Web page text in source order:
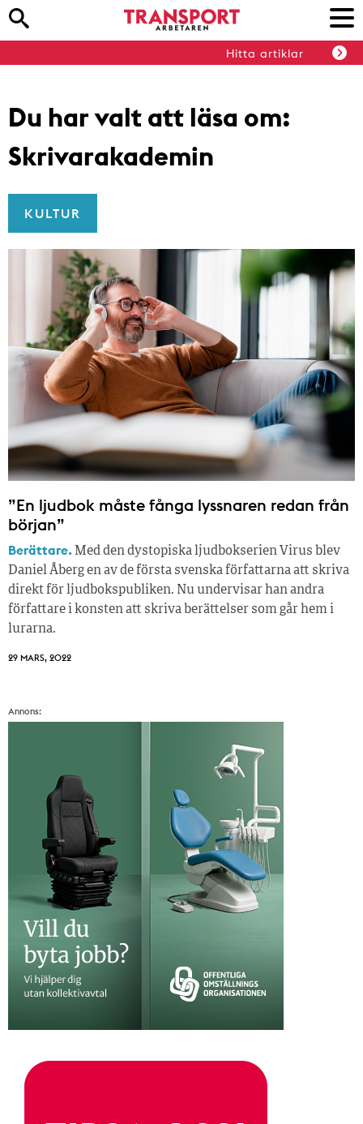
Hitta artiklar
Du har valt att läsa om:
Skrivarakademin
KULTUR
”En ljudbok måste fånga lyssnaren redan från
början”
Berättare. Med den dystopiska ljudbokserien Virus blev
Daniel Åberg en av de första svenska författarna att skriva
direkt för ljudbokspubliken. Nu undervisar han andra
författare i konsten att skriva berättelser som går hem i
lurarna.
29 MARS, 2022
Annons: